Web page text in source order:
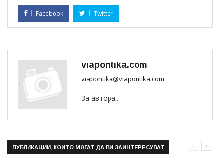
Facebook Twitter
viapontika.com
viapontika@viapontika.com
За автора...
ПУБЛИКАЦИИ, КОИТО МОГАТ ДА ВИ ЗАИНТЕРЕСУВАТ